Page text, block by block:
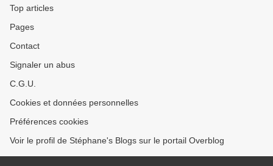
Top articles
Pages
Contact
Signaler un abus
C.G.U.
Cookies et données personnelles
Préférences cookies
Voir le profil de Stéphane's Blogs sur le portail Overblog